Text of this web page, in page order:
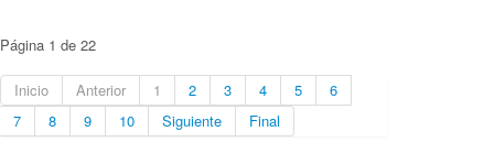
Página 1 de 22
Inicio Anterior 1 2 3 4 5
6
7
8 9 10 Siguiente Final